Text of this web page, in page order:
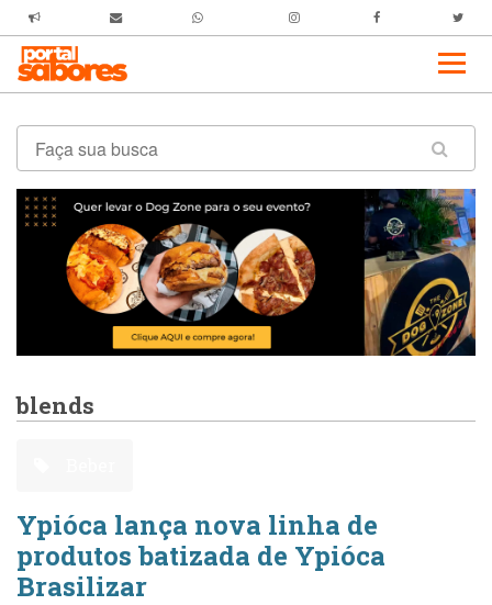
blends
Ypióca lança nova linha de
produtos batizada de Ypióca
Brasilizar